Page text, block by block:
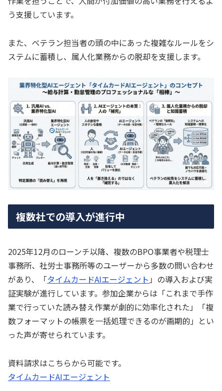
う支援しています。
また、ベテラン担当者の頭の中にあった複雑なルールをシ
ステムに蓄積し、属人化業務からの脱却を支援します。
複数社での導入が進行中
2025年12月のローンチ以降、複数のBPO事業者や税理士
事務所、社労士事務所等のユーザーから多数の問い合わせ
があり、「タイムカードAIエージェント 」の導入および実
証実験が進行しています。参加企業からは「これまで手作
業で行っていた読み替え作業が劇的に効率化された」「複
数フォーマットの帳票を一括処理できるのが画期的」とい
った声が寄せられています。
資料請求はこちらから可能です。
タイムカードAIエージェント